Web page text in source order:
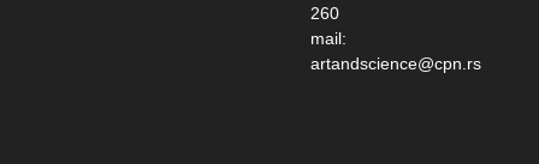
260
mail:
artandscience@cpn.rs